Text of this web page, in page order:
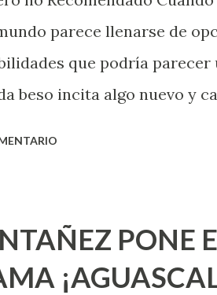
parece llenarse de
que podría parecer
beso incita algo nuevo y
lo que sea cuando aún
saber. Pero incluso
expertos o expertas en el
PONE